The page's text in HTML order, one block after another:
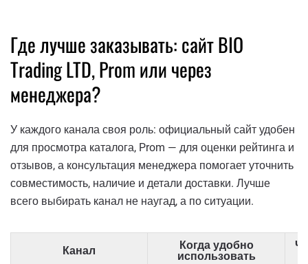
Где лучше заказывать: сайт BIO
Trading LTD, Prom или через
менеджера?
У каждого канала своя роль: официальный сайт удобен
для просмотра каталога, Prom — для оценки рейтинга и
отзывов, а консультация менеджера помогает уточнить
совместимость, наличие и детали доставки. Лучше
всего выбирать канал не наугад, а по ситуации.
Канал
Когда удобно
использовать